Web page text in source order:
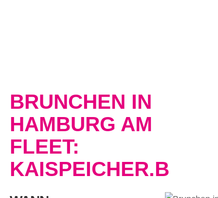
BRUNCHEN IN
HAMBURG AM
FLEET:
KAISPEICHER.B